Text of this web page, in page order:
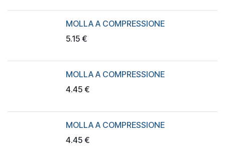
MOLLA A COMPRESSIONE
5.15 €
MOLLA A COMPRESSIONE
4.45 €
MOLLA A COMPRESSIONE
4.45 €